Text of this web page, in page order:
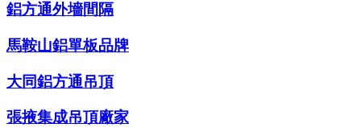
鋁方通外墻間隔
馬鞍山鋁單板品牌
大同鋁方通吊頂
張掖集成吊頂廠家